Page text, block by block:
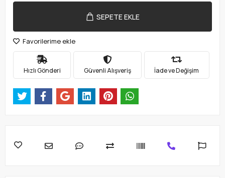
SEPETE EKLE
Favorilerime ekle
Hızlı Gönderi Güvenli Alışveriş İade ve Değişim